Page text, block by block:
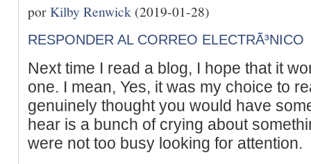
porKilby Renwick (2019-01-28)
RESPONDER AL CORREO ELECTRÃ³NICO
Next time I read a blog, I hope that it
one. I mean, Yes, it was my choice to
genuinely thought you would have
hear is a bunch of crying about
were not too busy looking for attention.